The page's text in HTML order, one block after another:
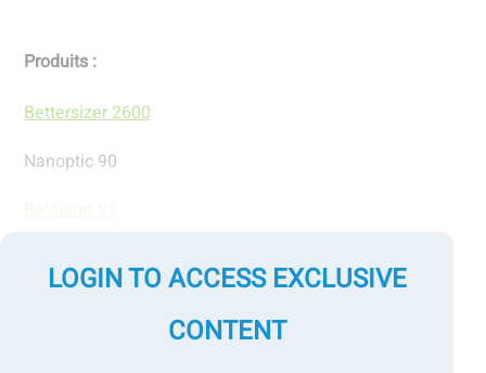
Produits :
Bettersizer 2600
Nanoptic 90
LOGIN TO ACCESS EXCLUSIVE
CONTENT